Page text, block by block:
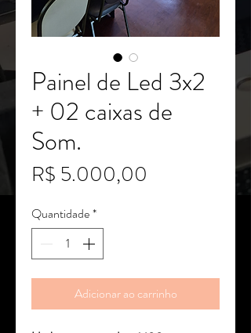
Painel de Led 3x2
+ 02 caixas de
Som.
R$ 5.000,00
Quantidade*
Adicionar ao carrinho